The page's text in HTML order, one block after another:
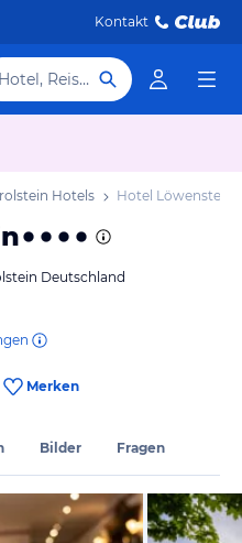
Kontakt
Hotel, Reiseziel
Hotels Hotel Löwenstein
Deutschland
Merken
Bilder Fragen